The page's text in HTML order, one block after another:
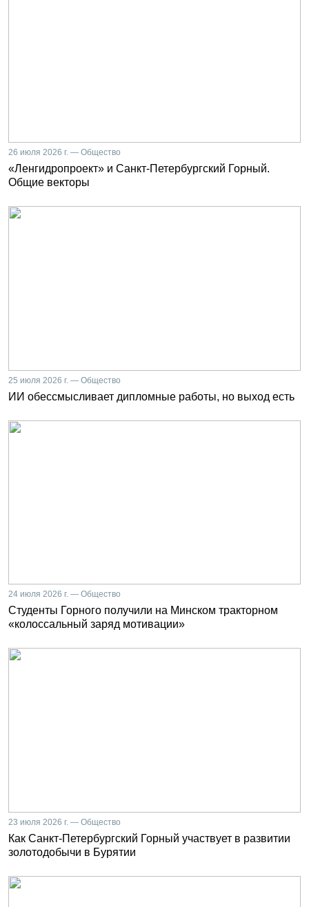
26 июля 2026 г. — Общество
«Ленгидропроект» и Санкт-Петербургский Горный.
Общие векторы
25 июля 2026 г. — Общество
ИИ обессмысливает дипломные работы, но выход есть
24 июля 2026 г. — Общество
Студенты Горного получили на Минском тракторном
«колоссальный заряд мотивации»
23 июля 2026 г. — Общество
Как Санкт-Петербургский Горный участвует в развитии
золотодобычи в Бурятии